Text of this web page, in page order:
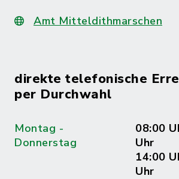
Amt Mitteldithmarschen
direkte telefonische
per Durchwahl
Montag -
Donnerstag
08:00
Uhr
14:00
Uhr